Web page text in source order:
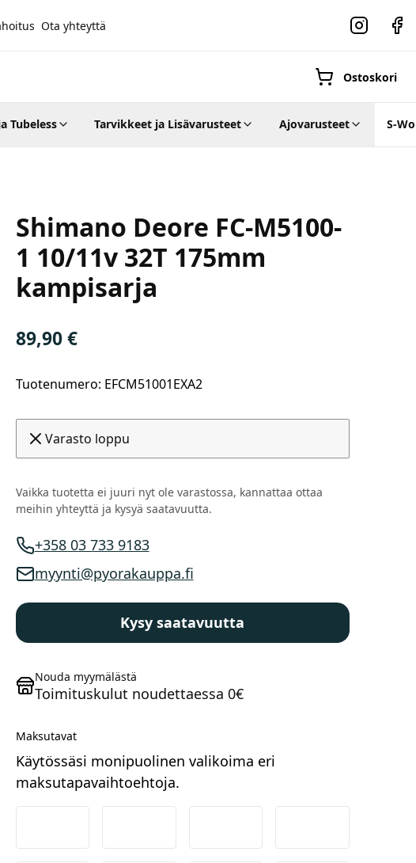
Ota yhteyttä Instagram
Suositut osastot
Gravel-
pyörät
Kaupunkisähköpyörät
Renkaat Komponentit
Ostoskori
Tubeless Tarvikkeet ja Lisävarusteet Ajovarusteet S-
Shimano Deore FC-M5100-
1 10/11v 32T 175mm
kampisarja
89,90€
Tuotenumero: EFCM51001EXA2
Varasto loppu
Vaikka tuotetta ei juuri nyt ole varastossa, kannattaa ottaa
meihin yhteyttä ja kysyä saatavuutta.
Myynnin puhelinnumero
+358 03 733 9183
Myynnin sähköposti
myynti@pyorakauppa.fi
Kysy saatavuutta
Nouda myymälästä
Toimituskulut noudettaessa 0€
Maksutavat
Käytössäsi monipuolinen valikoima eri
maksutapavaihtoehtoja.